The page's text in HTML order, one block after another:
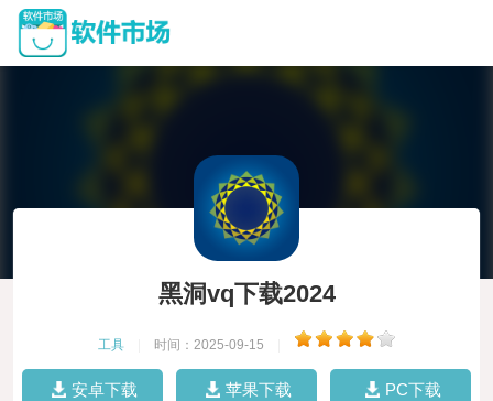
黑洞vq下载2024
工具 时间：2025-09-15
安卓下载 苹果下载 PC下载